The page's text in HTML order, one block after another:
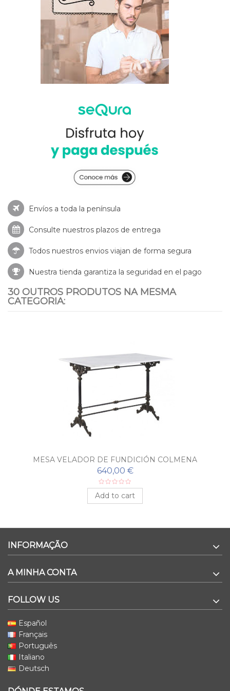
Envíos a toda la península
Consulte nuestros plazos de entrega
Todos nuestros envios viajan de forma segura
Nuestra tienda garantiza la seguridad en el pago
30 OUTROS PRODUTOS NA MESMA
CATEGORIA:
MESA VELADOR DE FUNDICIÓN COLMENA
640,00 €
Add to cart
INFORMAÇÃO
A MINHA CONTA
FOLLOW US
Español
Français
Português
Italiano
Deutsch